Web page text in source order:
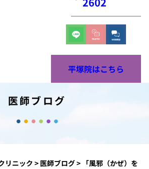
平塚院はこちら
医師ブログ
リニック > 医師ブログ> 「風邪（かぜ）を